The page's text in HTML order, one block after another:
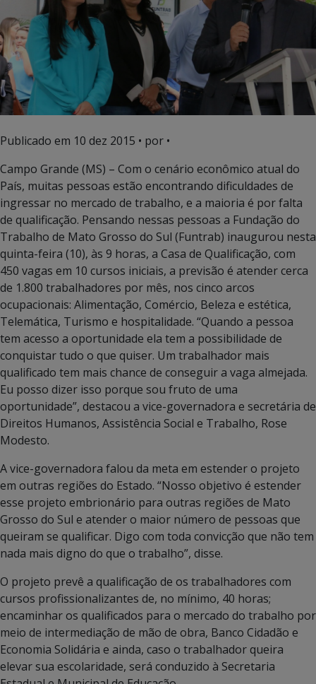
Publicado em 10 dez 2015 • por •
Campo Grande (MS) – Com o cenário econômico atual do
País, muitas pessoas estão encontrando dificuldades de
ingressar no mercado de trabalho, e a maioria é por falta
de qualificação. Pensando nessas pessoas a Fundação do
Trabalho de Mato Grosso do Sul (Funtrab) inaugurou nesta
quinta-feira (10), às 9 horas, a Casa de Qualificação, com
450 vagas em 10 cursos iniciais, a previsão é atender cerca
de 1.800 trabalhadores por mês, nos cinco arcos
ocupacionais: Alimentação, Comércio, Beleza e estética,
Telemática, Turismo e hospitalidade. “Quando a pessoa
tem acesso a oportunidade ela tem a possibilidade de
conquistar tudo o que quiser. Um trabalhador mais
qualificado tem mais chance de conseguir a vaga almejada.
Eu posso dizer isso porque sou fruto de uma
oportunidade”, destacou a vice-governadora e secretária de
Direitos Humanos, Assistência Social e Trabalho, Rose
Modesto.
A vice-governadora falou da meta em estender o projeto
em outras regiões do Estado. “Nosso objetivo é estender
esse projeto embrionário para outras regiões de Mato
Grosso do Sul e atender o maior número de pessoas que
queiram se qualificar. Digo com toda convicção que não tem
nada mais digno do que o trabalho”, disse.
O projeto prevê a qualificação de os trabalhadores com
cursos profissionalizantes de, no mínimo, 40 horas;
encaminhar os qualificados para o mercado do trabalho por
meio de intermediação de mão de obra, Banco Cidadão e
Economia Solidária e ainda, caso o trabalhador queira
elevar sua escolaridade, será conduzido à Secretaria